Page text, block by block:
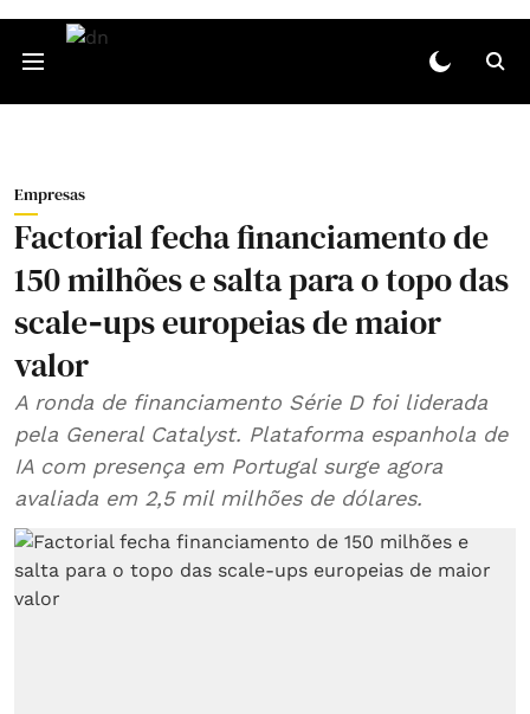
Empresas
Factorial fecha financiamento de
150 milhões e salta para o topo das
scale‑ups europeias de maior
valor
A ronda de financiamento Série D foi liderada
pela General Catalyst. Plataforma espanhola de
IA com presença em Portugal surge agora
avaliada em 2,5 mil milhões de dólares.